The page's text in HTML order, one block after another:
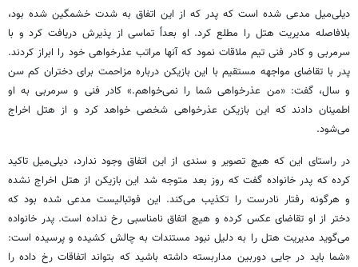
دیلی‌میل مدعی شده است که پدر که از این اتفاق به شدت خشمگین شده بود،
بلافاصله مدیریت هتل را مطلع کرد. او بعداً تماسی از پذیرش دریافت کرد و با
سرمربی و کادر فنی تیم ملاقات نمود که آنها مراتب عذرخواهی خود را ابراز کردند.
پدر با تقاضای مواجهه مستقیم با این بازیکن درباره مزاحمت برای دختران کم‌ سن‌
و سال، گفت: «من عذرخواهی شما را نمی‌خواهم.» کادر فنی و سرمربی به او
اطمینان دادند که این بازیکن عذرخواهی شخصی خواهد کرد و از هتل اخراج
می‌شود.
در راستای این که هیچ تصویر و سندی از این اتفاق وجود ندارد، دیلی‌میل تاکید
کرده که پدر خانواده گفت که روز بعد متوجه شد این بازیکن از هتل اخراج نشده
و هرگونه رفتار نادرست را تکذیب می‌کند. این فوتبالیست مدعی شده بود که
دختر از او تقاضای عکس کرده و هیچ اتفاق نامناسبی رخ نداده است. پدر خانواده
می‌گوید مدیریت هتل را به دلیل نبود مستندات به چالش کشیده و پرسیده است:
«شما باید در جایی دوربین مداربسته داشته باشید که بتواند اتفاقات رخ‌ داده را